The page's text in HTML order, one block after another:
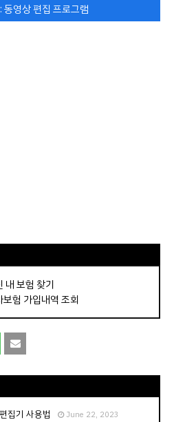
동영상 편집 프로그램
내 보험 찾기
험 가입내역 조회
집기 사용법 June 22, 2023